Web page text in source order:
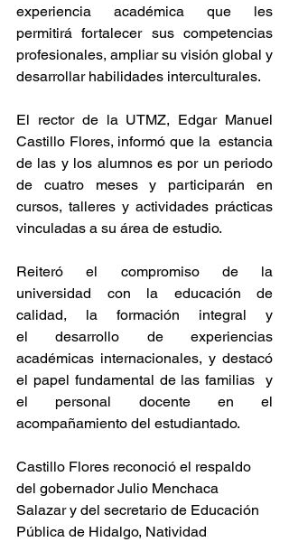
experiencia académica que les
permitirá fortalecer sus competencias
profesionales, ampliar su visión global y
desarrollar habilidades interculturales.
El rector de la UTMZ, Edgar Manuel
Castillo Flores, informó que la  estancia
de las y los alumnos es por un periodo
de cuatro meses y participarán en
cursos, talleres y actividades prácticas
vinculadas a su área de estudio.
Reiteró el compromiso de la
universidad con la educación de
calidad, la formación integral y
el desarrollo de experiencias
académicas internacionales, y destacó
el papel fundamental de las familias  y
el personal docente en el
acompañamiento del estudiantado.
Castillo Flores reconoció el respaldo
del gobernador Julio Menchaca
Salazar y del secretario de Educación
Pública de Hidalgo, Natividad